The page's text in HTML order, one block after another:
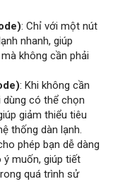
: Chỉ với một nút
nhanh, giúp
không cần phải
: Khi không cần
có thể chọn
giảm thiểu tiêu
thống dàn lạnh.
phép bạn dễ dàng
muốn, giúp tiết
quá trình sử